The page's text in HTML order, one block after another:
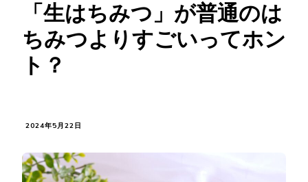
「生はちみつ」が普通のは
ちみつよりすごいってホン
ト？
2024年5月22日